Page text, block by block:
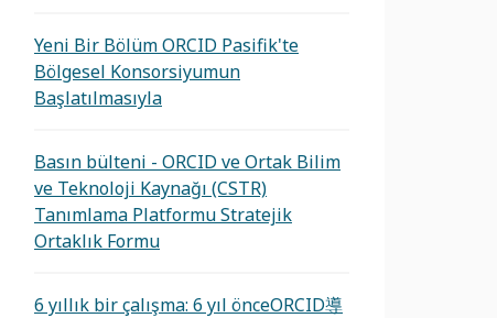
Yeni Bir Bölüm ORCID Pasifik'te
Bölgesel Konsorsiyumun
Başlatılmasıyla
Basın bülteni - ORCID ve Ortak Bilim
ve Teknoloji Kaynağı (CSTR)
Tanımlama Platformu Stratejik
Ortaklık Formu
6 yıllık bir çalışma: 6 yıl önceORCID導